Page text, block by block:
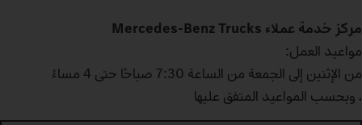
مركز خدمة عملاء Mercedes‑Benz Trucks
مواعيد العمل:
من الإثنين إلى الجمعة من الساعة 7:30 صباحًا حتى 4 مساءً
، وبحسب المواعيد المتفق عليها